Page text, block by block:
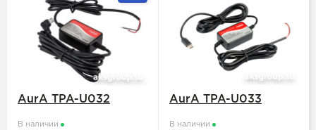
AurA TPA-U032
В наличии
AurA TPA-U033
В наличии